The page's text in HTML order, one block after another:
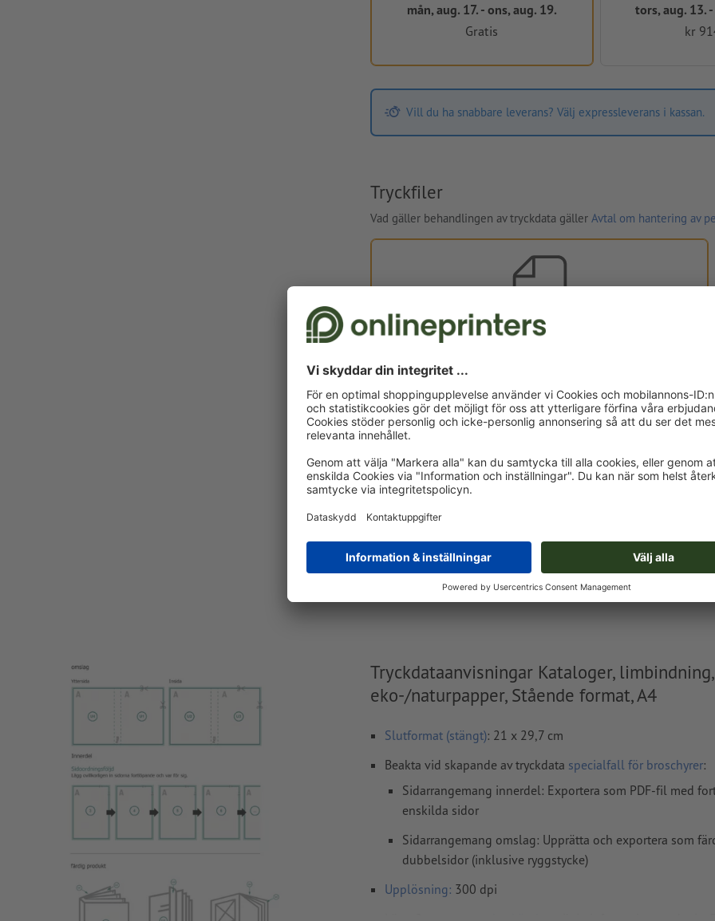
mån, aug. 17. - ons, aug. 19.
Gratis
tors, aug. 13.
kr
Vill du ha snabbare leverans? Välj expressleverans i kassan.
Tryckfiler
Vad gäller behandlingen av tryckdata gäller Avtal om hantering av
Du kan ladda upp dina tryckdata före eller efter köpet.
kr 7.208,59
Levereras cirka:
mån, aug. 17. - ons, aug. 19.
9,54 kg
Tryckdataanvisningar Kataloger, limbindning,
eko-/naturpapper, Stående format, A4
Slutformat (stängt): 21 x 29,7 cm
Beakta vid skapande av tryckdata specialfall för broschyrer:
Sidarrangemang innerdel: Exportera som PDF-fil med
enskilda sidor
Sidarrangemang omslag: Upprätta och exportera som
dubbelsidor (inklusive ryggstycke)
Upplösning: 300 dpi